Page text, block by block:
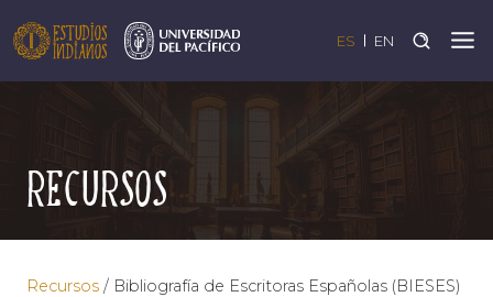
ES EN
Recursos
Recursos / Bibliografía de Escritoras Españolas (BIESES)